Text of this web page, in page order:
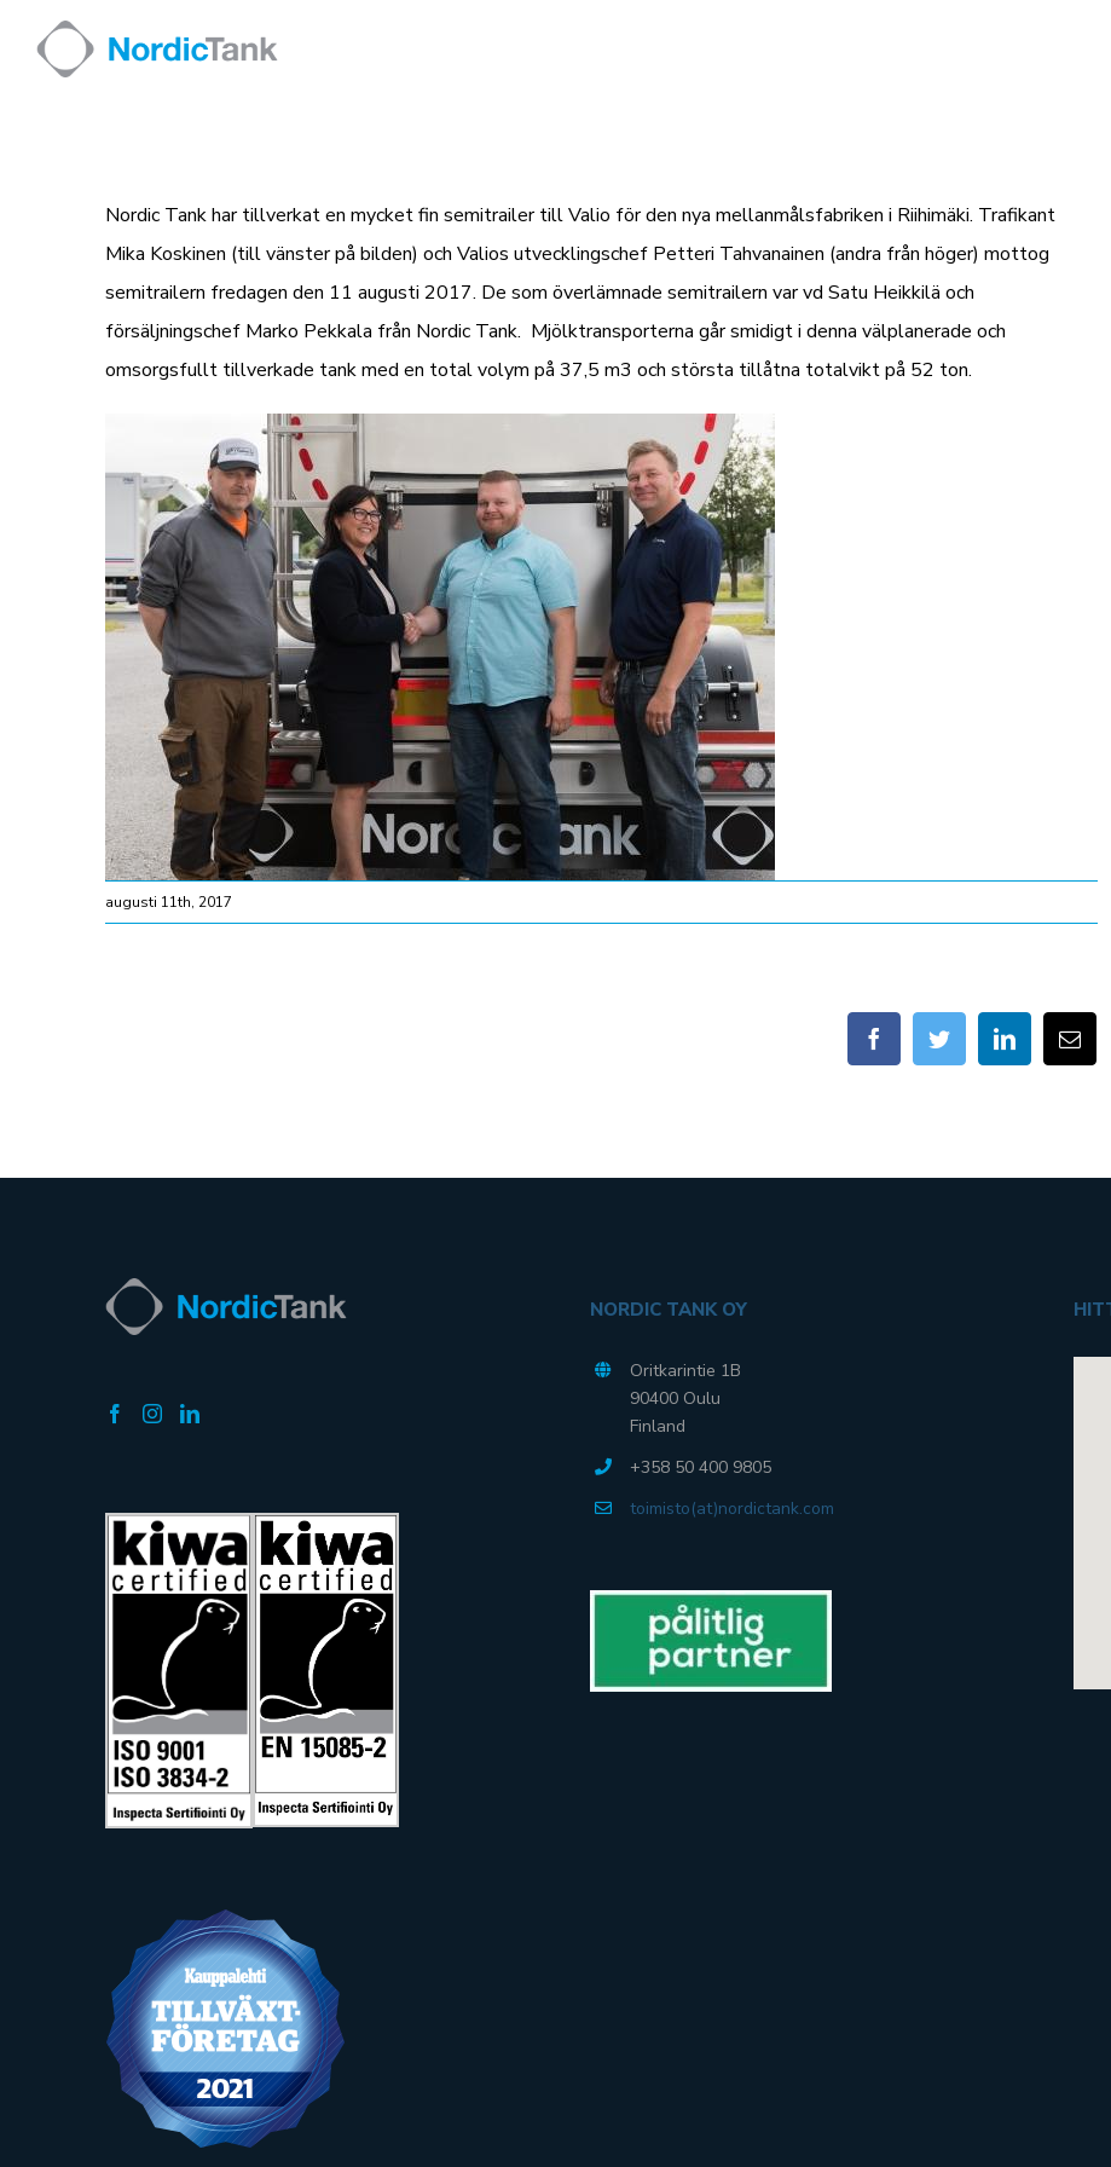
Nordic Tank har tillverkat en mycket fin semitrailer till Valio för den nya mellanmålsfabriken i Riihimäki. Trafikant
Mika Koskinen (till vänster på bilden) och Valios utvecklingschef Petteri Tahvanainen (andra från höger) mottog
semitrailern fredagen den 11 augusti 2017. De som överlämnade semitrailern var vd Satu Heikkilä och
försäljningschef Marko Pekkala från Nordic Tank. Mjölktransporterna går smidigt i denna välplanerade och
omsorgsfullt tillverkade tank med en total volym på 37,5 m3 och största tillåtna totalvikt på 52 ton.
augusti 11th, 2017
facebooktwitter linkedin
NORDIC TANK OY
Oritkarintie 1B
90400 Oulu
Finland
+358 50 400 9805
toimisto(at)nordictank.com